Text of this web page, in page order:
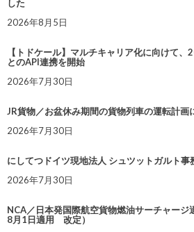
した
2026年8月5日
【トドケール】マルチキャリア化に向けて
とのAPI連携を開始
2026年7月30日
JR貨物／お盆休み期間の貨物列車の運転計画
2026年7月30日
にしてつドイツ現地法人 シュツットガルト事
2026年7月30日
NCA／日本発国際航空貨物燃油サーチャー
8月1日適用 改定）